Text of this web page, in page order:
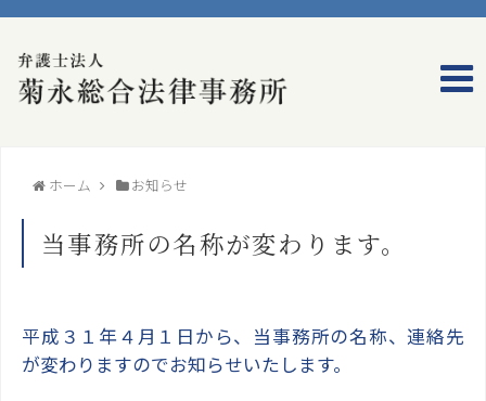
ホーム お知らせ
当事務所の名称が変わります。
平成３１年４月１日から、当事務所の名称、連絡先
が変わりますのでお知らせいたします。
事務所のご案内
業務のご案内